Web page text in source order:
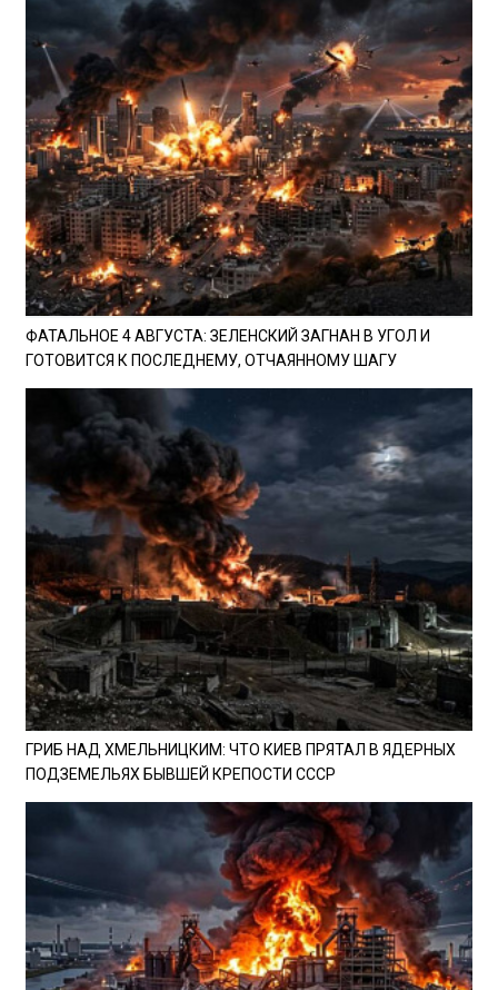
ФАТАЛЬНОЕ 4 АВГУСТА: ЗЕЛЕНСКИЙ ЗАГНАН В УГОЛ И
ГОТОВИТСЯ К ПОСЛЕДНЕМУ, ОТЧАЯННОМУ ШАГУ
ГРИБ НАД ХМЕЛЬНИЦКИМ: ЧТО КИЕВ ПРЯТАЛ В ЯДЕРНЫХ
ПОДЗЕМЕЛЬЯХ БЫВШЕЙ КРЕПОСТИ СССР